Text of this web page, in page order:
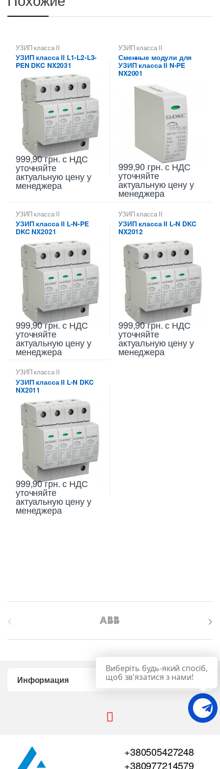
УЗИП класса II
УЗИП класса II L1-L2-L3-
PEN DKC NX2031
999,90грн.с НДС
уточняйте
актуальную цену у
менеджера
УЗИП класса II
Сменные модули для
УЗИП класса II N-PE
NX2001
999,90 грн.с НДС
уточняйте
актуальную цену у
менеджера
УЗИП класса II
УЗИП класса II L-N-PE
DKC NX2021
999,90грн.с НДС
уточняйте
актуальную цену у
менеджера
УЗИП класса II
УЗИП класса II L-N DKC
NX2012
999,90грн.с НДС
уточняйте
актуальную цену у
менеджера
УЗИП класса II
УЗИП класса II L-N DKC
NX2011
999,90грн.с НДС
уточняйте
актуальную цену у
менеджера
Информация
+380505427248
+380977214579
Виберіть будь-який спосіб,
щоб зв'язатися з нами!